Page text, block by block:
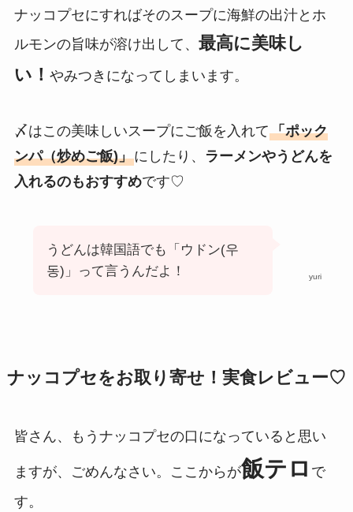
ナッコプセにすればそのスープに海鮮の出汁とホ
ルモンの旨味が溶け出して、 最高に美味し
い！ やみつきになってしまいます。
〆はこの美味しいスープにご飯を入れて「ポック
ンパ（炒めご飯)」にしたり、
ラーメンやうどんを
入れるのもおすすめです♡
yuri
うどんは韓国語でも「ウドン(우
동)」って言うんだよ！
ナッコプセをお取り寄せ！実食レビュー♡
皆さん、もうナッコプセの口になっていると思い
ますが、ごめんなさい。ここからが飯テロ で
す。